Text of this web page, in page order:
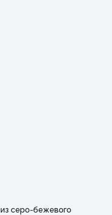
серо-бежевого